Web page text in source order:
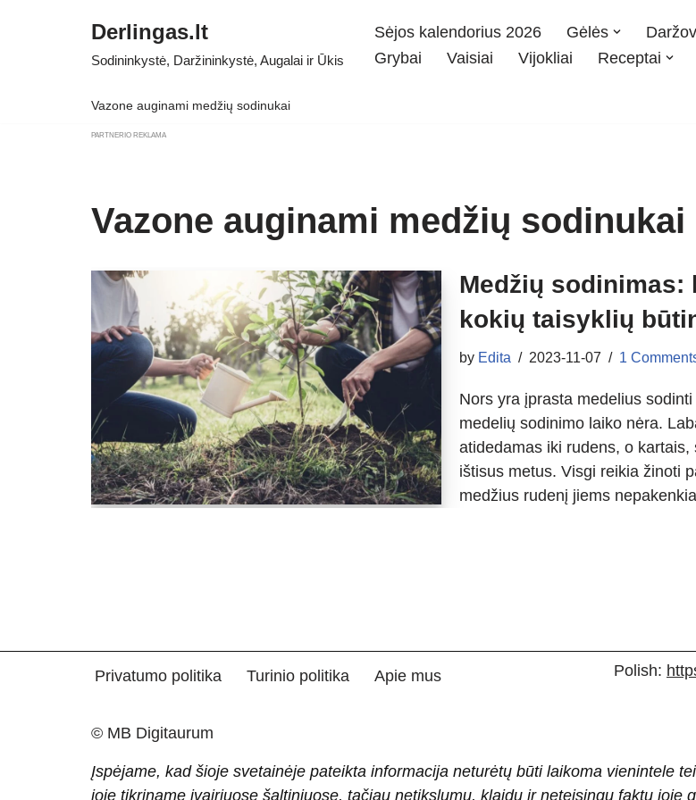
Derlingas.lt
Sodininkystė, Daržininkystė, Augalai ir Ūkis
Sėjos kalendorius 2026 Gėlės
Grybai
Vaisiai Vijokliai Receptai
Vazone auginami medžių sodinukai
PARTNERIO REKLAMA
Vazone auginami medžių sodinukai
Medžių
kokių taisyklių
by Edita 2023-11-07 1
Nors yra įprasta medelius
medelių sodinimo laiko nėra.
atidedamas iki rudens, o
ištisus metus. Visgi reikia žinoti
medžius rudenį jiems
Privatumo politika Turinio politika Apie mus Polish:
© MB Digitaurum
Įspėjame, kad šioje svetainėje pateikta informacija neturėtų būti laikoma vienintele
joje tikriname įvairiuose šaltiniuose, tačiau netikslumų, klaidų ir neteisingų faktų joje